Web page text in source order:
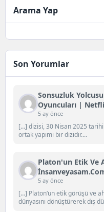
Arama Yap
Son Yorumlar
Sonsuzluk
Oyuncuları |
5 ay önce
[…] dizisi, 30 Nisan 2025
ortak yapımı bir dizidir....
Platon'un Etik Ve
5 ay önce
[…] Platon‘un etik görüşü ve
dünyasını dönüştürerek dış